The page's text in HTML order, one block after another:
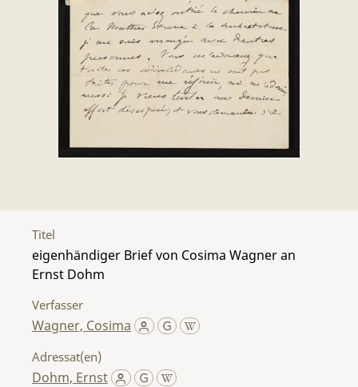
Titel
eigenhändiger Brief von Cosima Wagner an
Ernst Dohm
Verfasser
Wagner, Cosima
Adressat(en)
Dohm, Ernst